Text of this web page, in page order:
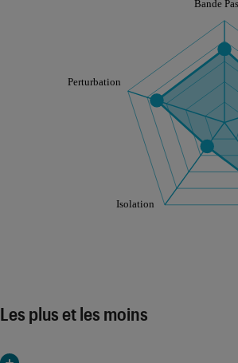
Les plus et les moins